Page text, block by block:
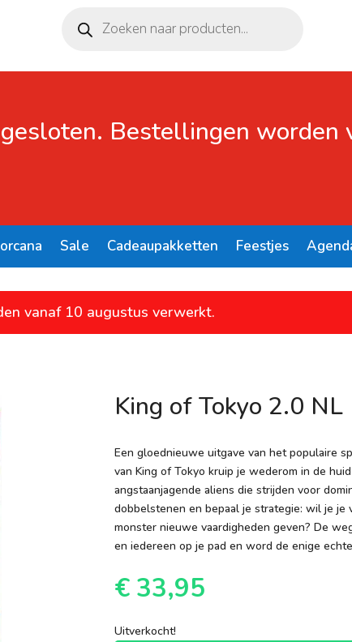
zoeken
Bestellingen worden
Sale Cadeaupakketten Feestjes
vanaf 10 augustus verwerkt.
King of Tokyo 2.0 NL
Een gloednieuwe uitgave van het populaire
van King of Tokyo kruip je wederom in de
angstaanjagende aliens die strijden voor
dobbelstenen en bepaal je strategie: wil je je
monster nieuwe vaardigheden geven? De
en iedereen op je pad en word de enige
€33,95
Uitverkocht!